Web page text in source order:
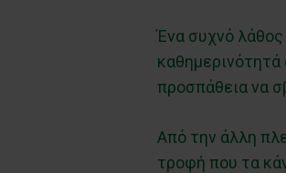
Ένα συχνό
καθημερινότητά
προσπάθεια να
Από την άλλη
τροφή που τα